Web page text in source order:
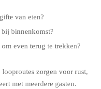
van eten?
bij binnenkomst?
even terug te trekken?
zorgen voor rust,
met meerdere gasten.